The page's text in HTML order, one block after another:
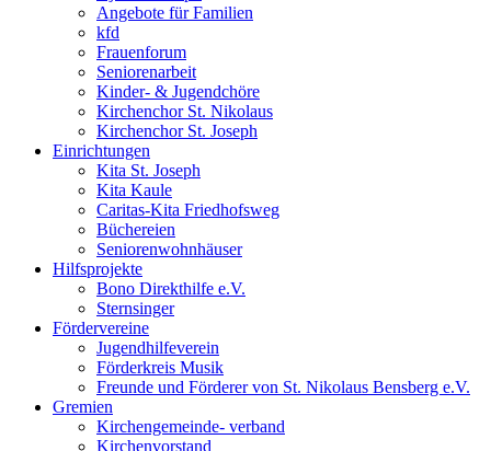
Angebote für Familien
kfd
Frauenforum
Seniorenarbeit
Kinder- & Jugendchöre
Kirchenchor St. Nikolaus
Kirchenchor St. Joseph
Einrichtungen
Kita St. Joseph
Kita Kaule
Caritas-Kita Friedhofsweg
Büchereien
Seniorenwohnhäuser
Hilfsprojekte
Bono Direkthilfe e.V.
Sternsinger
Fördervereine
Jugendhilfeverein
Förderkreis Musik
Freunde und Förderer von St. Nikolaus Bensberg e.V.
Gremien
Kirchengemeinde- verband
Kirchenvorstand